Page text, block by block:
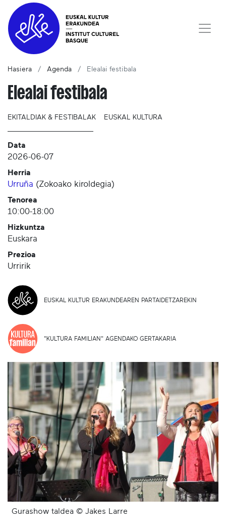
Hasiera Agenda Elealai festibala
Elealai festibala
EKITALDIAK & FESTIBALAK EUSKAL KULTURA
Data
2026-06-07
Herria
Urruña (Zokoako kiroldegia)
Tenorea
10:00-18:00
Hizkuntza
Euskara
Prezioa
Urririk
EUSKAL KULTUR ERAKUNDEAREN PARTAIDETZAREKIN
"KULTURA FAMILIAN" AGENDAKO GERTAKARIA
Gurashow taldea © Jakes Larre